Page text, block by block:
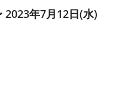
2023年7月12日(水)